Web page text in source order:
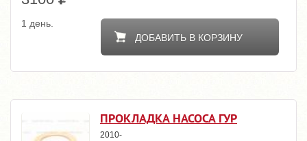
ДОБАВИТЬ В КОРЗИНУ
1 день.
ПРОКЛАДКА НАСОСА ГУР
2010-